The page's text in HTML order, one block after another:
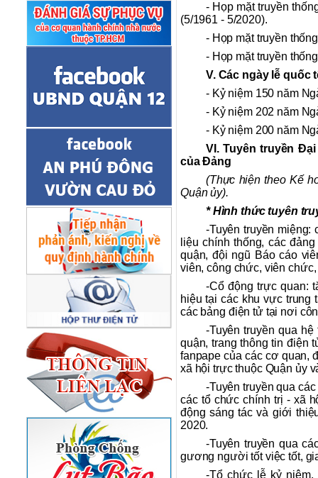
- Họp mặt truyền
(5/1961 - 5/2020).
- Họp mặt truyền
- Họp mặt truyền
V. Các ngày lễ quốc
- Kỷ niệm 150 năm
- Kỷ niệm 202 năm
- Kỷ niệm 200 năm
VI. Tuyên truyền
của Đảng
(Thực hiện theo Kế
Quận ủy).
* Hình thức tuyên
-Tuyên truyền miệng:
liệu chính thống, các
quận, đội ngũ Báo cáo
viên, công chức, viên
-Cổ động trực quan:
hiệu tại các khu vực
các bảng điện tử tại nơi
-Tuyên truyền qua
quận, trang thông tin điện
fanpape của các cơ quan,
xã hội trực thuộc Quận ủy
-Tuyên truyền qua
các tổ chức chính trị - xã
động sáng tác và giới
2020.
-Tuyên truyền qua
gương người tốt việc tốt,
-Tổ chức lễ kỷ